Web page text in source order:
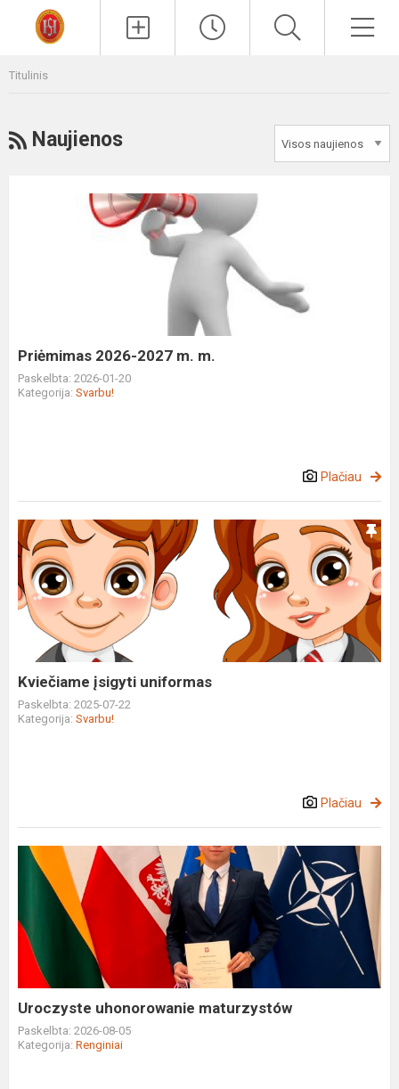
Titulinis
RSS
Naujienos
Priėmimas 2026-2027 m. m.
Paskelbta: 2026-01-20
Kategorija: Svarbu!
Plačiau
Kviečiame
įsigyti
uniformas
Kviečiame įsigyti uniformas
Paskelbta: 2025-07-22
Kategorija: Svarbu!
Plačiau
Uroczyste
uhonorowanie
maturzystów
Uroczyste uhonorowanie maturzystów
Paskelbta: 2026-08-05
Kategorija: Renginiai